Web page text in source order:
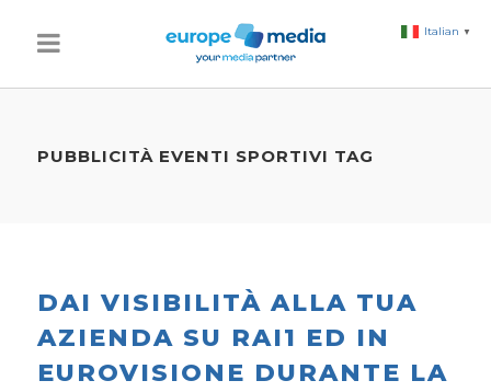
PUBBLICITÀ EVENTI SPORTIVI TAG
DAI VISIBILITÀ ALLA TUA
AZIENDA SU RAI1 ED IN
EUROVISIONE DURANTE LA
Italian ▼